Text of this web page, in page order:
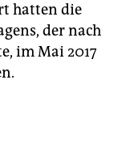
hatten die
der nach
im Mai 2017